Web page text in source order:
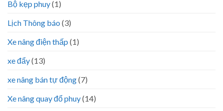
Bộ kẹp phuy(1)
Lịch Thông báo (3)
Xe nâng điện thấp (1)
xe đẩy(13)
xe nâng bán tự động(7)
Xe nâng quay đổ phuy(14)